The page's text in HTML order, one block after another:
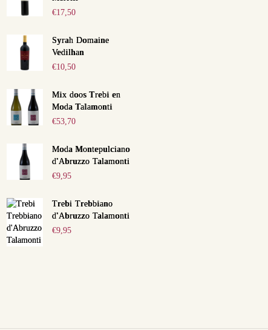
€17,50
Syrah Domaine
Vedilhan
€10,50
Mix doos Trebi en
Moda Talamonti
€53,70
Moda Montepulciano
d'Abruzzo Talamonti
€9,95
Trebi Trebbiano
d'Abruzzo Talamonti
€9,95